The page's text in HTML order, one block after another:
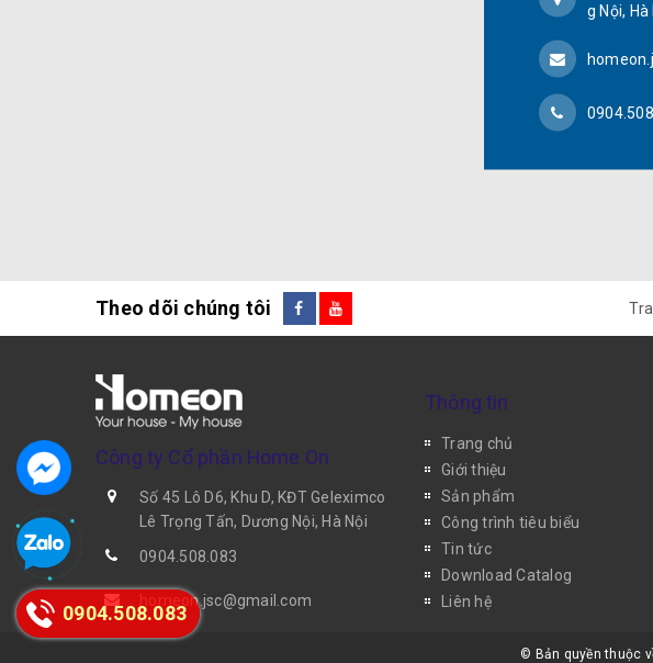
g Nội, Hà
Theo dõi chúng tôi
Công ty Cổ phần Home On
Số 45 Lô D6, Khu D, KĐT Geleximco
Lê Trọng Tấn, Dương Nội, Hà Nội
0904.508.083
homeon.jsc@gmail.com
Thông tin
Trang chủ
Giới thiệu
Sản phẩm
Công trình tiêu biểu
Tin tức
Download Catalog
Liên hệ
© Bản quyền thuộc
0904.508.083